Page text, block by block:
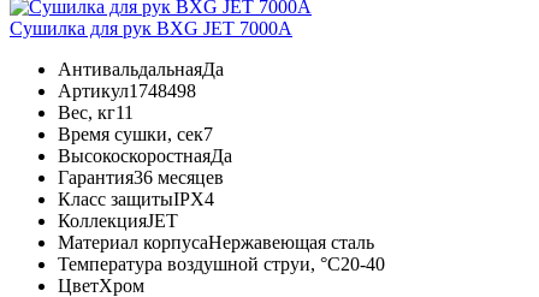
Сушилка для рук BXG JET 7000A
АнтивальдальнаяДа
Артикул1748498
Вес, кг11
Время сушки, сек7
ВысокоскоростнаяДа
Гарантия36 месяцев
Класс защитыIPX4
КоллекцияJET
Материал корпусаНержавеющая сталь
Температура воздушной струи, °С20-40
ЦветХром